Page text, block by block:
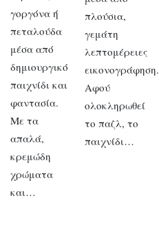
γοργόνα ή
πεταλούδα
μέσα από
δημιουργικό
παιχνίδι και
φαντασία.
Με τα
απαλά,
κρεμώδη
χρώματα
και…
πλούσια,
γεμάτη
λεπτομέρειες
εικονογράφηση.
Αφού
ολοκληρωθεί
το παζλ, το
παιχνίδι…